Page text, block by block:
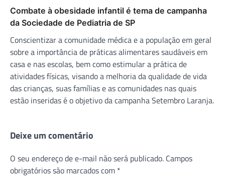
Combate à obesidade infantil é tema de campanha
da Sociedade de Pediatria de SP
Conscientizar a comunidade médica e a população em geral
sobre a importância de práticas alimentares saudáveis em
casa e nas escolas, bem como estimular a prática de
atividades físicas, visando a melhoria da qualidade de vida
das crianças, suas famílias e as comunidades nas quais
estão inseridas é o objetivo da campanha Setembro Laranja.
Deixe um comentário
O seu endereço de e-mail não será publicado. Campos
obrigatórios são marcados com *